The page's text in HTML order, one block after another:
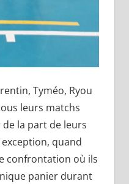
Tyméo, Ryou
leurs matchs
la part de leurs
quand
confrontation où ils
panier durant